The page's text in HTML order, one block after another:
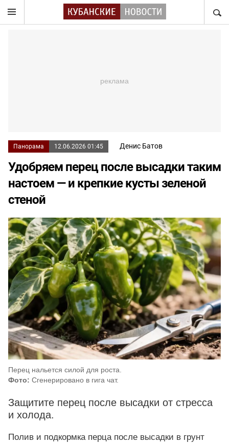
Панорама 12.06.2026 01:45 Денис Батов
Удобряем перец после высадки таким
настоем — и крепкие кусты зеленой
стеной
Перец нальется силой для роста.
Фото: Сгенерировано в гига чат.
Защитите перец после высадки от стресса
и холода.
Полив и подкормка перца после высадки в грунт